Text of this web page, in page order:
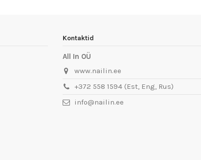
Kontaktid
All In OÜ
www.nailin.ee
+372 558 1594 (Est, Eng, Rus)
info@nailin.ee